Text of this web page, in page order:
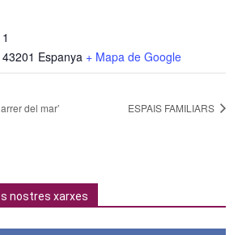
43201 Espanya + Mapa de Google
del mar’ ESPAIS FAMILIARS
nostres xarxes